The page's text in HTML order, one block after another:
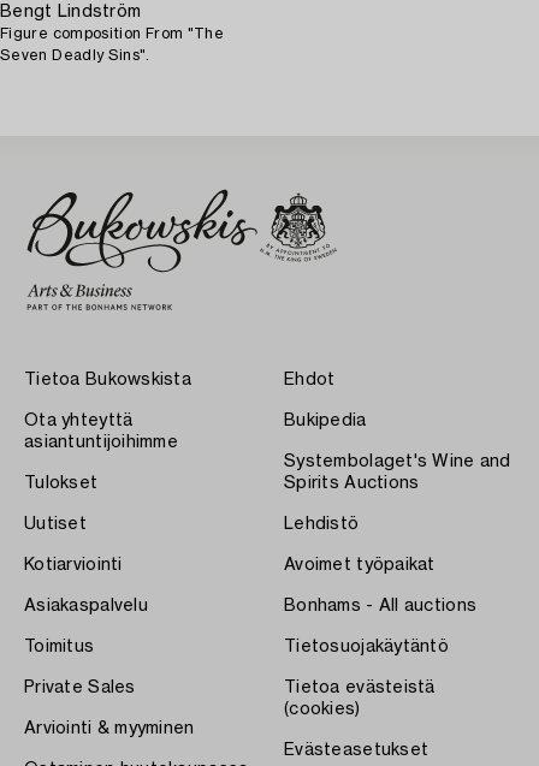
Bengt Lindström
Figure composition From "The
Seven Deadly Sins".
Tietoa Bukowskista
Ota yhteyttä
asiantuntijoihimme
Tulokset
Uutiset
Kotiarviointi
Asiakaspalvelu
Toimitus
Private Sales
Arviointi & myyminen
Ehdot
Bukipedia
Systembolaget's Wine and
Spirits Auctions
Lehdistö
Avoimet työpaikat
Bonhams - All auctions
Tietosuojakäytäntö
Tietoa evästeistä
(cookies)
Evästeasetukset